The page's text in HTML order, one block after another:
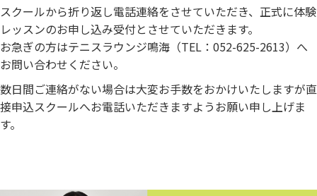
スクールから折り返し電話連絡をさせていただき、正式に体験
レッスンのお申し込み受付とさせていただきます。
お急ぎの方はテニスラウンジ鳴海（TEL：052-625-2613）へ
お問い合わせください。
数日間ご連絡がない場合は大変お手数をおかけいたしますが直
接申込スクールへお電話いただきますようお願い申し上げま
す。